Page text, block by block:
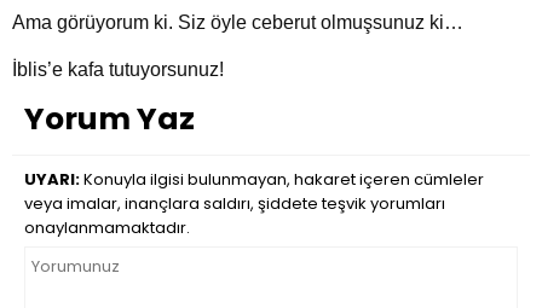
Ama görüyorum ki. Siz öyle ceberut olmuşsunuz ki…
İblis’e kafa tutuyorsunuz!
Yorum Yaz
UYARI:Konuyla ilgisi bulunmayan, hakaret içeren cümleler
veya imalar, inançlara saldırı, şiddete teşvik yorumları
onaylanmamaktadır.